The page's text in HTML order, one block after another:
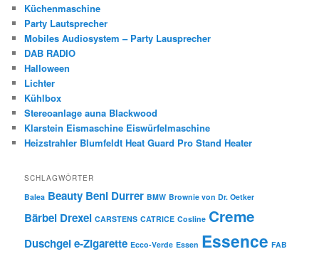
Küchenmaschine
Party Lautsprecher
Mobiles Audiosystem – Party Lausprecher
DAB RADIO
Halloween
Lichter
Kühlbox
Stereoanlage auna Blackwood
Klarstein Eismaschine Eiswürfelmaschine
Heizstrahler Blumfeldt Heat Guard Pro Stand Heater
SCHLAGWÖRTER
Balea Beauty Beni Durrer BMW Brownie von Dr. Oetker
Bärbel Drexel CARSTENS CATRICE Cosline Creme
Duschgele-Zigarette Ecco-Verde Essen Essence FAB